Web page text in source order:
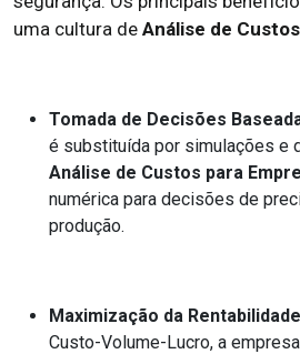
uma cultura de Análise de
Tomada de Decisões
é substituída por simulações e
Análise de Custos para
numérica para decisões de
produção.
Maximização da
Custo-Volume-Lucro, a